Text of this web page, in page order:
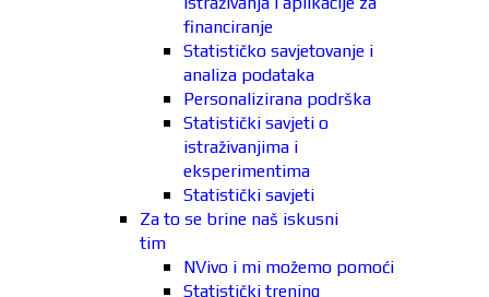
financiranje
Statističko savjetovanje i
analiza podataka
Personalizirana podrška
Statistički savjeti o
istraživanjima i
eksperimentima
Statistički savjeti
Za to se brine naš iskusni
tim
NVivo i mi možemo pomoći
Statistički trening